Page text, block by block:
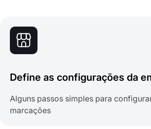
Define as configurações da
Alguns passos simples para
marcações